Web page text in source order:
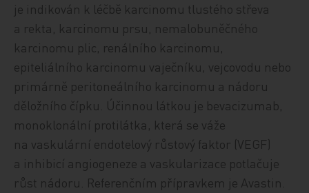
je indikován k léčbě karcinomu tlustého střeva
a rekta, karcinomu prsu, nemalobuněčného
karcinomu plic, renálního karcinomu,
epiteliálního karcinomu vaječníku, vejcovodu nebo
primárně peritoneálního karcinomu a nádoru
děložního čípku. Účinnou látkou je bevacizumab,
monoklonální protilátka, která se váže
na vaskulární endotelový růstový faktor (VEGF)
a inhibicí angiogeneze a vaskularizace potlačuje
růst nádoru. Referenčním přípravkem je Avastin.